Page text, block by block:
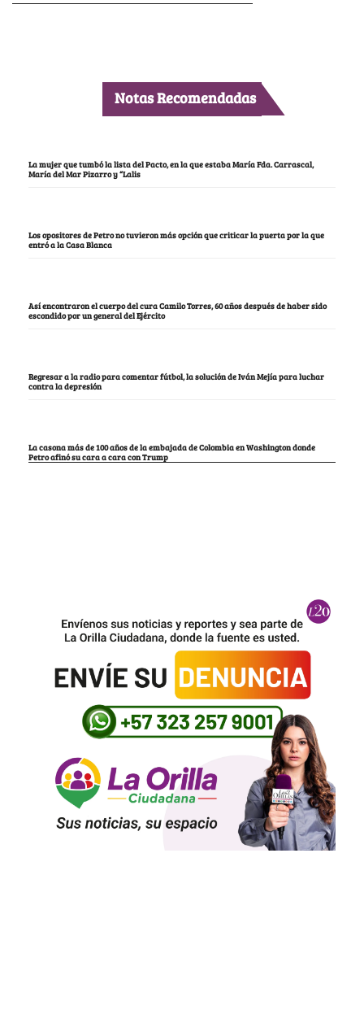
Notas Recomendadas
La mujer que tumbó la lista del Pacto, en la que estaba María Fda. Carrascal,
María del Mar Pizarro y “Lalis
Los opositores de Petro no tuvieron más opción que criticar la puerta por la que
entró a la Casa Blanca
Así encontraron el cuerpo del cura Camilo Torres, 60 años después de haber sido
escondido por un general del Ejército
Regresar a la radio para comentar fútbol, la solución de Iván Mejía para luchar
contra la depresión
La casona más de 100 años de la embajada de Colombia en Washington donde
Petro afinó su cara a cara con Trump